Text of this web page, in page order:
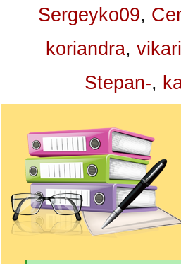
Sergeyko09,
koriandra,
Stepan-,